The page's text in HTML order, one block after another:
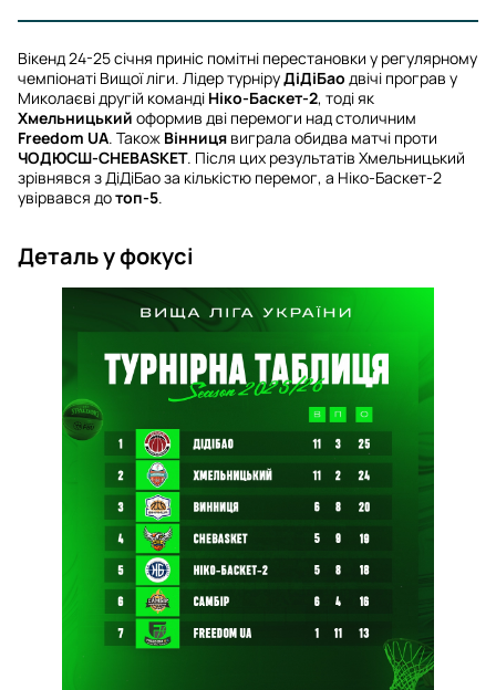
Вікенд 24-25 січня приніс помітні перестановки у регулярному
чемпіонаті Вищої ліги. Лідер турніруДіДіБао двічі програв у
Миколаєві другій команді Ніко-Баскет-2, тоді як
Хмельницький оформив дві перемоги над столичним
Freedom UA. Також Вінниця виграла обидва матчі проти
ЧОДЮСШ-CHEBASKET. Після цих результатів Хмельницький
зрівнявся з ДіДіБао за кількістю перемог, а Ніко-Баскет-2
увірвався дотоп-5.
Деталь у фокусі